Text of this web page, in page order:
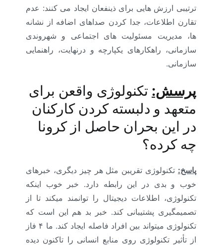
ترتیبی ارزش هایی برای ذینفعان ایجاد می کنند: عدم
تقارن اطلاعات، جدا کردن صداهای اضافه از نشانه
ها، مدیریت مسئولیت های اجتماعی و شهروندی
سازمانی، راهکارهای یکپارچه و درنهایت، راهنمایی
سازمانی.
پرسش: تکنولوژی واقعن برای
متعهد و دلبسته کردن کارکنان
در این بحران حاصل از کرونا
چه کرده؟
پاسخ: تکنولوژی تقریبن مثل هر چیز دیگری، خبرهای
خوب و بدی در این رابطه دارد. خبر خوب اینکه
تکنولوژی، اطلاعات دیجیتال را توانمند می­کند تا از
تصمیم­گیری پشتیبانی کند. خبر بد هم این است که
تکنولوژی می­تواند بین افراد فاصله ایجاد کند. ما ۴ فاز
از تأثیر تکنولوژی روی منابع انسانی را تاکنون دیده